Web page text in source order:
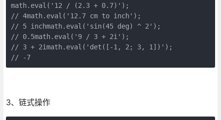
math.eval('12 / (2.3 + 0.7)');
// 4math.eval('12.7 cm to inch');
// 5 inchmath.eval('sin(45 deg) ^ 2');
// 0.5math.eval('9 / 3 + 2i');
// 3 + 2imath.eval('det([-1, 2; 3, 1])');
// -7
3、链式操作